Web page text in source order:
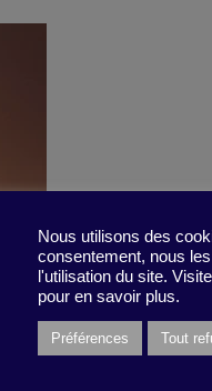
Nous utilisons des
consentement, nous
l'utilisation du site.
pour en savoir plus.
Préférences Tout